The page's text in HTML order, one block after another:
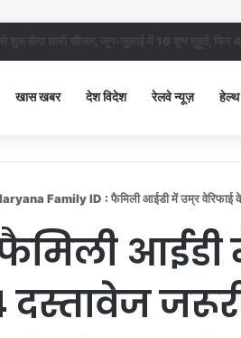
खास खबर देश विदेश रेलवे न्यूज़ हेल्थ
Family ID : फैमिली आईडी में उम्र वेरिफाई
आईडी
दस्तावेज